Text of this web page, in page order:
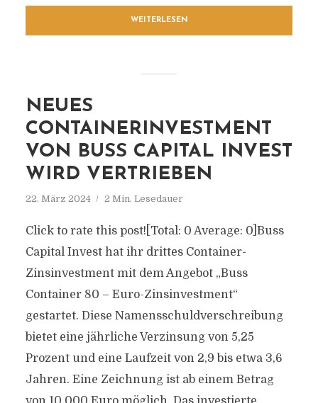
WEITERLESEN
NEUES
CONTAINERINVESTMENT
VON BUSS CAPITAL INVEST
WIRD VERTRIEBEN
22. März 2024 2 Min. Lesedauer
Click to rate this post![Total: 0 Average: 0]Buss
Capital Invest hat ihr drittes Container-
Zinsinvestment mit dem Angebot „Buss
Container 80 – Euro-Zinsinvestment“
gestartet. Diese Namensschuldverschreibung
bietet eine jährliche Verzinsung von 5,25
Prozent und eine Laufzeit von 2,9 bis etwa 3,6
Jahren. Eine Zeichnung ist ab einem Betrag